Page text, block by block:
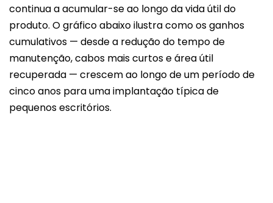
continua a acumular-se ao longo da vida útil do
produto. O gráfico abaixo ilustra como os ganhos
cumulativos — desde a redução do tempo de
manutenção, cabos mais curtos e área útil
recuperada — crescem ao longo de um período de
cinco anos para uma implantação típica de
pequenos escritórios.